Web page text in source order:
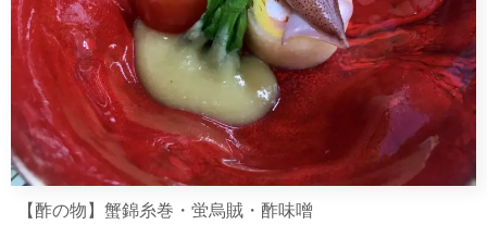
【酢の物】蟹錦糸巻・蛍烏賊・酢味噌